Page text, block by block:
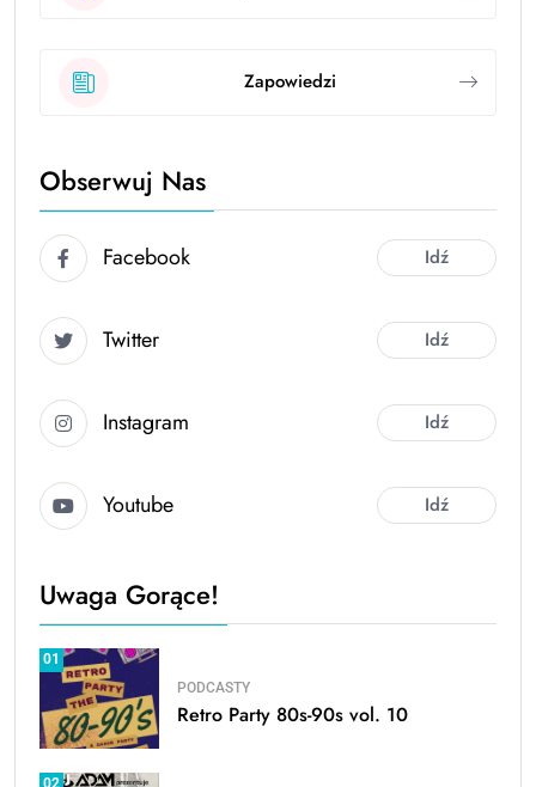
Zapowiedzi
Obserwuj Nas
Facebook Idź
Twitter Idź
Instagram Idź
Youtube Idź
Uwaga Gorące!
01
PODCASTY
Retro Party 80s-90s vol. 10